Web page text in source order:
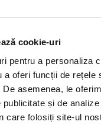
cookie-uri
pentru a personaliza
a oferi funcții de rețele
asemenea, le
publicitate și de
care folosiți site-ul
Evenimentul a expirat.
@